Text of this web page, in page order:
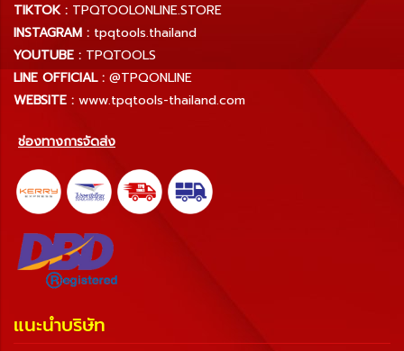
TIKTOK : TPQTOOLONLINE.STORE
INSTAGRAM : tpqtools.thailand
YOUTUBE : TPQTOOLS
LINE OFFICIAL : @TPQONLINE
WEBSITE : www.tpqtools-thailand.com
ช่องทางการจัดส่ง
แนะนำบริษัท